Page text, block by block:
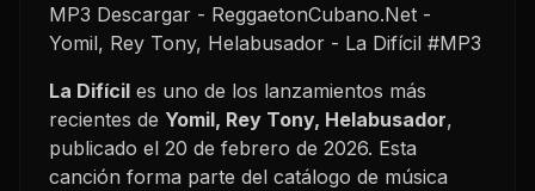
MP3 Descargar - ReggaetonCubano.Net -
Yomil, Rey Tony, Helabusador - La Difícil #MP3
La Difícil es uno de los lanzamientos más
recientes de Yomil, Rey Tony, Helabusador,
publicado el 20 de febrero de 2026. Esta
canción forma parte del catálogo de música